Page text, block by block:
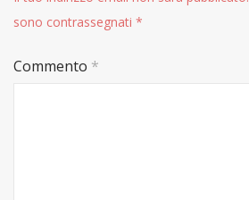
sono contrassegnati *
Commento *